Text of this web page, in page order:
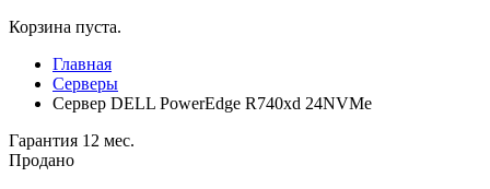
Корзина пуста.
Главная
Серверы
Сервер DELL PowerEdge R740xd 24NVMe
Гарантия 12 мес.
Продано